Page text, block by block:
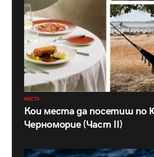
МЕСТА
Кои места да посетиш
Черноморие (Част II)